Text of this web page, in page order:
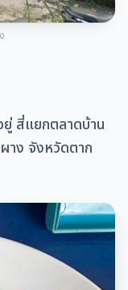
สี่แยกตลาดบ้าน
าง จังหวัดตาก